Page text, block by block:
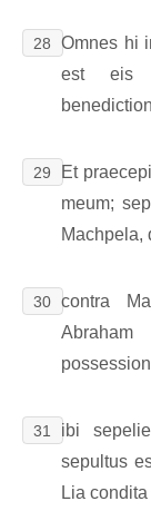
28
Omnes hi
est eis
29
Et
meum;
Machpela,
30 contra
31
ibi
sepultus
Lia